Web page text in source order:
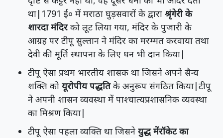
था|1791 ई० में मराठा घुड़सवारों के द्वारा श्रृंगेरी के
शारदा मंदिरको लूट लिया गया, मंदिर के पुजारी के
आग्रह पर टीपू सुल्तान ने मंदिर का मरम्मत करवाया तथा
देवी की मूर्ति स्थापना के लिए धन भी दान किया|
टीपू ऐसा प्रथम भारतीय शासक था जिसने अपने सैन्य
शक्ति को यूरोपीय पद्धतिके अनुरूप संगठित किया|टीपू
ने अपनी शासन व्यवस्था में पाश्चात्यप्रशासनिक व्यवस्था
का मिश्रण किया|
टीपू ऐसा पहला व्यक्ति था जिसने युद्ध मेंरॉकेट का